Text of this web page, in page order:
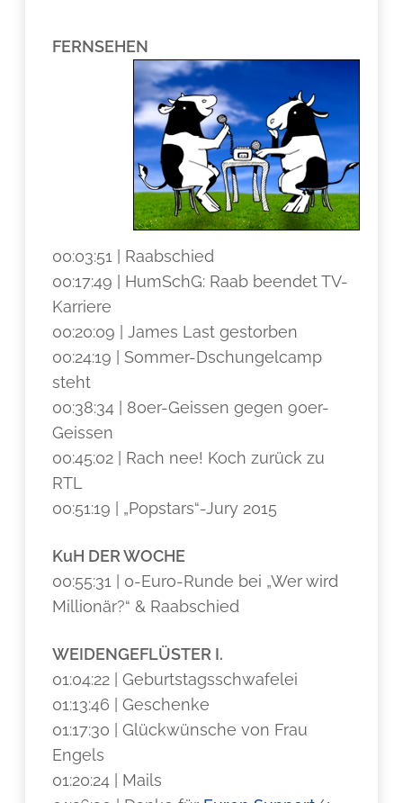
FERNSEHEN
00:03:51 | Raabschied
00:17:49 | HumSchG: Raab beendet TV-
Karriere
00:20:09 | James Last gestorben
00:24:19 | Sommer-Dschungelcamp
steht
00:38:34 | 80er-Geissen gegen 90er-
Geissen
00:45:02 | Rach nee! Koch zurück zu
RTL
00:51:19 | „Popstars“-Jury 2015
KuH DER WOCHE
00:55:31 | 0-Euro-Runde bei „Wer wird
Millionär?“ & Raabschied
WEIDENGEFLÜSTER I.
01:04:22 | Geburtstagsschwafelei
01:13:46 | Geschenke
01:17:30 | Glückwünsche von Frau
Engels
01:20:24 | Mails